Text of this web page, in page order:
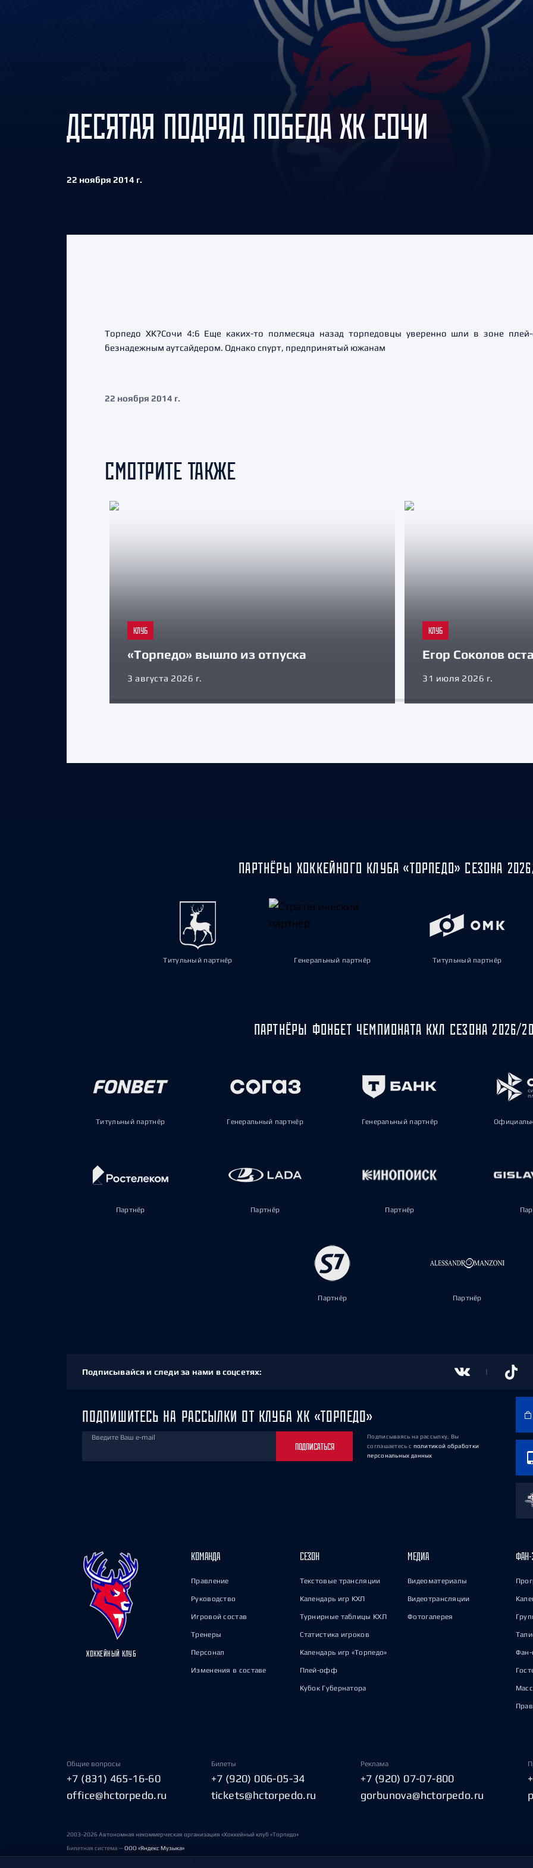
Амур
Барыс
Салават Юлаев
Сибирь
ДЕСЯТАЯ ПОДРЯД ПОБЕДА ХК СОЧИ
22 ноября 2014 г.
Торпедо ХК?Сочи 4:6 Еще каких-то полмесяца назад торпедовцы уверенно шли в зоне
безнадежным аутсайдером. Однако спурт, предпринятый южанам
22 ноября 2014 г.
СМОТРИТЕ ТАКЖЕ
КЛУБ
«Торпедо» вышло из отпуска
3 августа 2026 г.
КЛУБ
Егор Соколов
31 июля 2026 г.
ПАРТНЁРЫ ХОККЕЙНОГО КЛУБА «ТОРПЕДО» СЕЗОНА
Титульный партнёр Генеральный партнёр Титульный партнёр
ПАРТНЁРЫ ФОНБЕТ ЧЕМПИОНАТА КХЛ СЕЗОНА 2026/
Титульный партнёр Генеральный партнёр Генеральный партнёр
Партнёр Партнёр Партнёр
Партнёр Партнёр
Подписывайся и следи за нами в соцсетях:
ПОДПИШИТЕСЬ НА РАССЫЛКИ ОТ КЛУБА ХК «ТОРПЕДО»
Введите Ваш e-mail
ПОДПИСАТЬСЯ
Подписываясь на рассылку, Вы
соглашаетесь с политикой обработки
персональных данных
ХОККЕЙНЫЙ КЛУБ
КОМАНДА
Правление
Руководство
Игровой состав
Тренеры
Персонал
Изменения в составе
СЕЗОН
Текстовые трансляции
Календарь игр КХЛ
Турнирные таблицы КХЛ
Статистика игроков
Календарь игр «Торпедо»
Плей-офф
Кубок Губернатора
МЕДИА
Видеоматериалы
Видеотрансляции
Фотогалерея
ФАН-
Фан-
Общие вопросы
+7 (831) 465-16-60
office@hctorpedo.ru
Билеты
+7 (920) 006-05-34
tickets@hctorpedo.ru
Реклама
+7 (920) 07-07-800
gorbunova@hctorpedo.ru
2003-2026 Автономная некоммерческая организация «Хоккейный клуб «Торпедо»
Билетная система —ООО «Яндекс Музыка»